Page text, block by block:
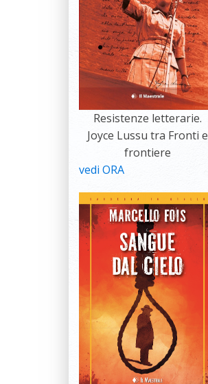
Resistenze letterarie.
Joyce Lussu tra Fronti e
frontiere
vedi ORA